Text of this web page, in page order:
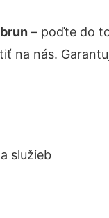
– poďte do
na nás.
služieb